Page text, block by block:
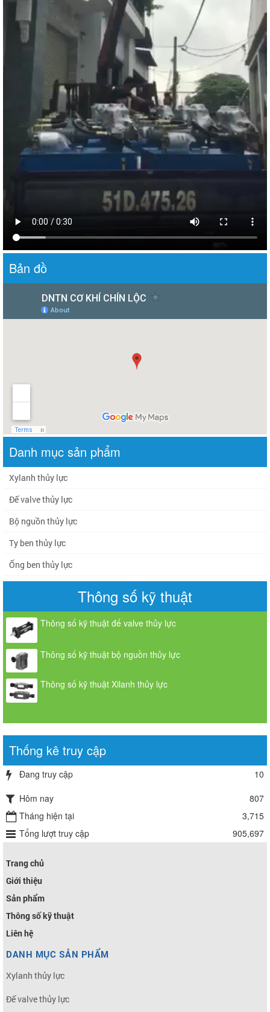
Bản đồ
Danh mục sản phẩm
Xylanh thủy lực
Đế valve thủy lực
Bộ nguồn thủy lực
Ty ben thủy lực
Ống ben thủy lực
Thông số kỹ thuật
Thông số kỹ thuật đế valve thủy lực
Thông số kỹ thuật bộ nguồn thủy lực
Thông số kỹ thuật Xilanh thủy lực
Thống kê truy cập
Đang truy cập
10
Hôm nay
807
Tháng hiện tại
3,715
Tổng lượt truy cập
905,697
Trang chủ
Giới thiệu
Sản phẩm
Thông số kỹ thuật
Liên hệ
DANH MỤC SẢN PHẨM
Xylanh thủy lực
Đế valve thủy lực